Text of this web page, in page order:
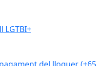
LGTBI+